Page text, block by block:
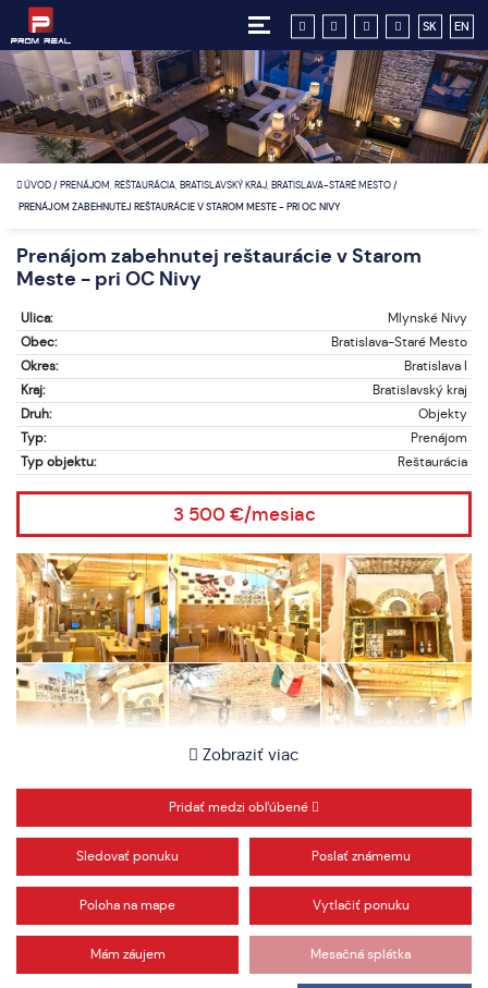
SK EN
ÚVOD/PRENÁJOM, REŠTAURÁCIA, BRATISLAVSKÝ KRAJ, BRATISLAVA-STARÉ MESTO/
PRENÁJOM ZABEHNUTEJ REŠTAURÁCIE V STAROM MESTE - PRI OC NIVY
Prenájom zabehnutej reštaurácie v Starom
Meste - pri OC Nivy
Ulica:
Mlynské Nivy
Obec:
Bratislava-Staré Mesto
Okres:
Bratislava I
Kraj:
Bratislavský kraj
Druh:
Objekty
Typ:
Prenájom
Typ objektu:
Reštaurácia
3 500 €/mesiac
Zobraziť viac
Pridať medzi obľúbené
Sledovať ponuku Poslať známemu
Poloha na mape Vytlačiť ponuku
Mám záujem Mesačná splátka